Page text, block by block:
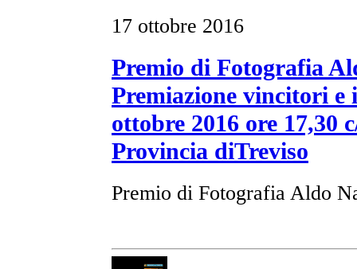
17 ottobre 2016
Premio di Fotografia
Premiazione vincitori
ottobre 2016 ore 17,30
Provincia diTreviso
Premio di Fotografia Aldo